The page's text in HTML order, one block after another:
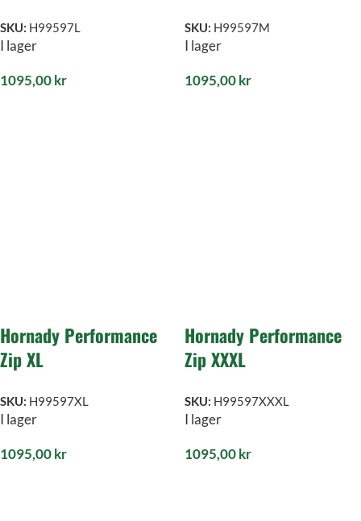
SKU: H99597L
I lager
1095,00kr
SKU: H99597M
I lager
1095,00kr
Hornady Performance
Zip XL
SKU: H99597XL
I lager
1095,00kr
Hornady Performance
Zip XXXL
SKU: H99597XXXL
I lager
1095,00kr